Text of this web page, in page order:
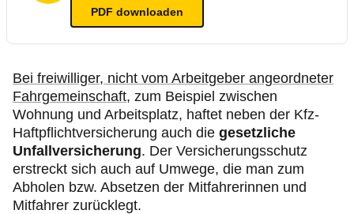
PDF downloaden
Bei freiwilliger, nicht vom Arbeitgeber angeordneter
Fahrgemeinschaft, zum Beispiel zwischen
Wohnung und Arbeitsplatz, haftet neben der Kfz-
Haftpflichtversicherung auch die gesetzliche
Unfallversicherung. Der Versicherungsschutz
erstreckt sich auch auf Umwege, die man zum
Abholen bzw. Absetzen der Mitfahrerinnen und
Mitfahrer zurücklegt.